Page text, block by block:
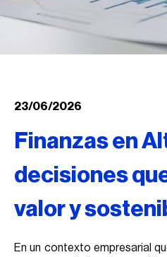
23/06/2026
Finanzas en
decisiones
valor y
En un contexto empresarial